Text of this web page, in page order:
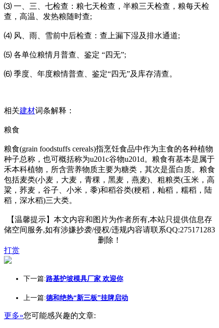
⑶ 一、三、七检查：粮七天检查，半粮三天检查，粮每天检
查，高温、发热粮随时查;
⑷ 风、雨、雪前中后检查：查上漏下湿及排水通道;
⑸ 各单位粮情月普查、鉴定 “四无”;
⑹ 季度、年度粮情普查、鉴定“四无”及库存清查。
相关建材词条解释：
粮食
粮食(grain foodstuffs cereals)指烹饪食品中作为主食的各种植物
种子总称，也可概括称为u201c谷物u201d。粮食有基本是属于
禾本科植物，所含营养物质主要为糖类，其次是蛋白质。粮食
包括麦类(小麦，大麦，青稞，黑麦，燕麦)、粗粮类(玉米，高
粱，荞麦，谷子、小米，黍)和稻谷类(粳稻，籼稻，糯稻，陆
稻，深水稻)三大类。
【温馨提示】本文内容和图片为作者所有,本站只提供信息存
储空间服务,如有涉嫌抄袭/侵权/违规内容请联系QQ:275171283
删除！
打赏
下一篇:路基护坡模具厂家 欢迎你
上一篇:德和绝热“新三板”挂牌启动
更多»您可能感兴趣的文章: